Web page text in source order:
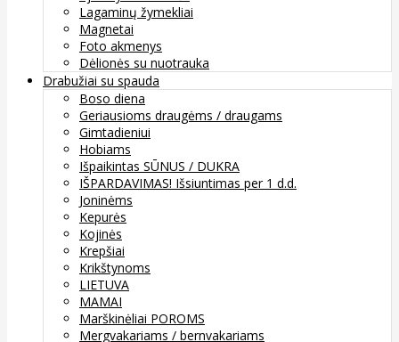
Lagaminų žymekliai
Magnetai
Foto akmenys
Dėlionės su nuotrauka
Drabužiai su spauda
Boso diena
Geriausioms draugėms / draugams
Gimtadieniui
Hobiams
Išpaikintas SŪNUS / DUKRA
IŠPARDAVIMAS! Išsiuntimas per 1 d.d.
Joninėms
Kepurės
Kojinės
Krepšiai
Krikštynoms
LIETUVA
MAMAI
Marškinėliai POROMS
Mergvakariams / bernvakariams